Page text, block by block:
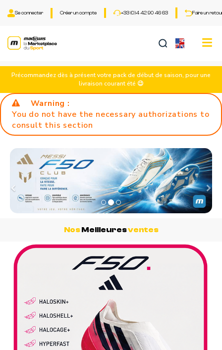
+33 (0)4 42 90 46 63 Faire un
Créer un compte
Se connecter
Précommandez dès à présent votre pack de début de saison, pour une
livraison courant été 😉
Warning :
You do not have the necessary authorizations to
consult this section
Prev
NosMeilleuresventes